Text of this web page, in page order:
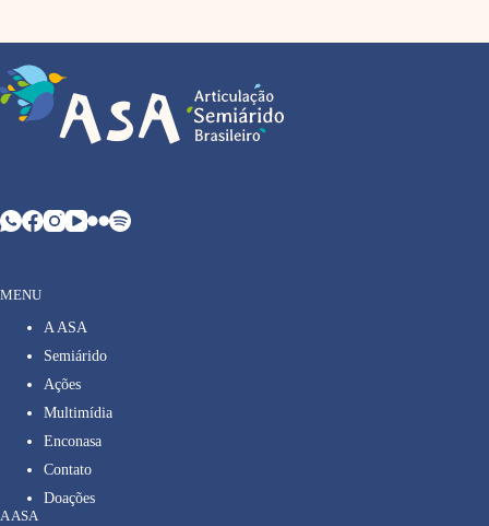
MENU
A ASA
Semiárido
Ações
Multimídia
Enconasa
Contato
Doações
A ASA